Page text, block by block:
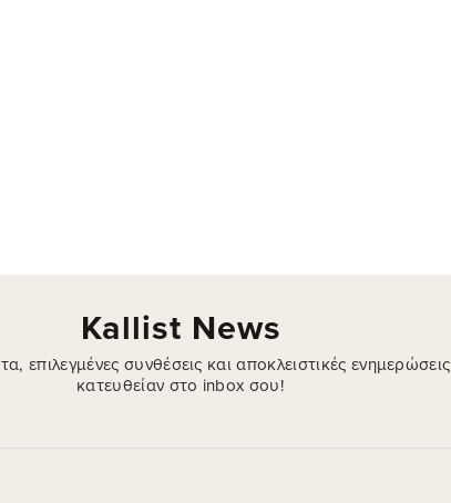
Kallist News
επιλεγμένες συνθέσεις και αποκλειστικές ενημερώσεις
κατευθείαν στο inbox σου!